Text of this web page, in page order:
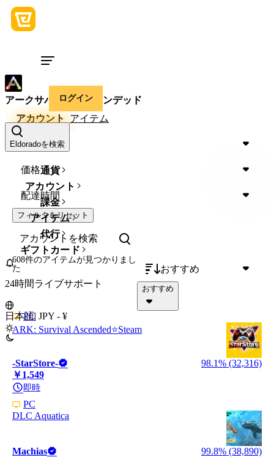
ログイン
Eldoradoを検索
通貨
アカウント
課金
アイテム
代行
ギフトカード
24時間ライブサポート
日本語| JPY - ¥
アークサバイバルアセンデッド
アカウント
アイテム
Device
価格
配達時間
フィルタをリセット
おすすめ
おすすめ
608件のアイテムが見つかりまし
た
PC
ARK: Survival Ascended⭐️Steam
-StarStore-
98.1% (32,316)
￥1,549
即時
PC
DLC Aquatica
Machias
99.8% (38,890)